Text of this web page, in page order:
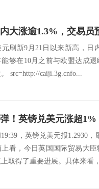
刷新9月21日以来新高，日
够在10月之前与欧盟达成
src=http://caiji.3g.cnfo...
！英镑兑美元涨超1%
19:39，英镑兑美元报
上看，今日英国国际贸易大
取得了重要进展。具体来看